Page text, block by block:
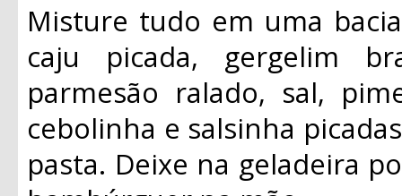
Misture tudo em uma
caju picada, gergelim
parmesão ralado, sal,
cebolinha e salsinha
pasta. Deixe na geladeira